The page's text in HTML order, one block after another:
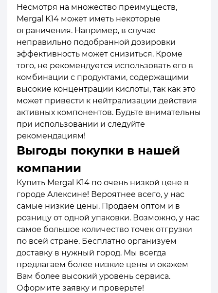
Несмотря на множество преимуществ,
Mergal K14 может иметь некоторые
ограничения. Например, в случае
неправильно подобранной дозировки
эффективность может снизиться. Кроме
того, не рекомендуется использовать его в
комбинации с продуктами, содержащими
высокие концентрации кислоты, так как это
может привести к нейтрализации действия
активных компонентов. Будьте внимательны
при использовании и следуйте
рекомендациям!
Выгоды покупки в нашей
компании
Купить Mergal K14 по очень низкой цене в
городе Алексине! Вероятнее всего, у нас
самые низкие цены. Продаем оптом и в
розницу от одной упаковки. Возможно, у нас
самое большое количество точек отгрузки
по всей стране. Бесплатно организуем
доставку в нужный город. Мы всегда
предлагаем более низкие цены и окажем
Вам более высокий уровень сервиса.
Оформите заявку и проверьте!